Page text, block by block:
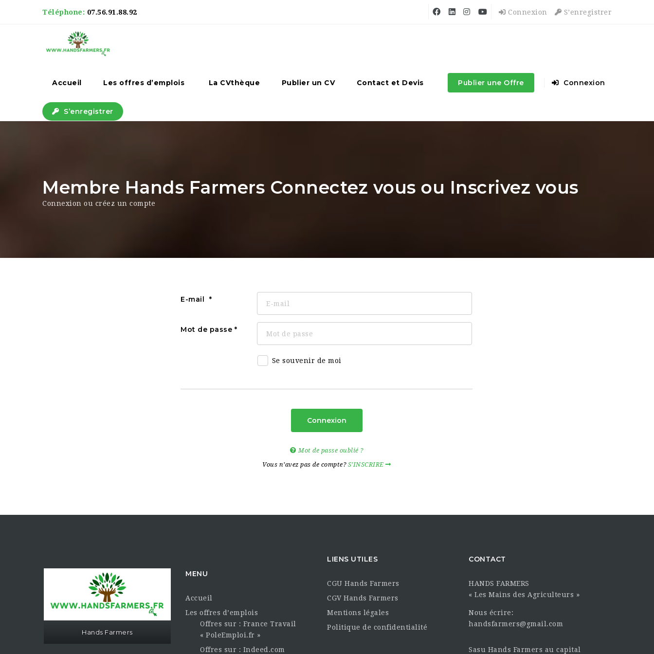
Téléphone: 07.56.91.88.92 Connexion S’enregistrer
Accueil Les offres d’emplois La CVthèque Publier un CV Contact et Devis Publier une Offre Connexion
S’enregistrer
Membre Hands Farmers Connectez vous ou Inscrivez vous
Connexion ou créez un compte
E-mail
Mot de passe
Se souvenir de moi
Connexion
Mot de passe oublié ?
Vous n’avez pas de compte? S’INSCRIRE
Hands Farmers
MENU
Accueil
Les offres d’emplois
Offres sur : France Travail
« PoleEmploi.fr »
Offres sur : Indeed.com
LIENS UTILES
CGU Hands Farmers
CGV Hands Farmers
Mentions légales
Politique de confidentialité
CONTACT
HANDS FARMERS
« Les Mains des Agriculteurs »
Nous écrire:
handsfarmers@gmail.com
Sasu Hands Farmers au capital